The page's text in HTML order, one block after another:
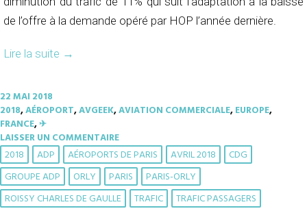
de l’offre à la demande opéré par HOP l’année dernière.
Lire la suite →
22 MAI 2018
2018,AÉROPORT,AVGEEK,AVIATION COMMERCIALE,EUROPE,
FRANCE,✈︎
LAISSER UN COMMENTAIRE
2018 ADP AÉROPORTS DE PARIS AVRIL 2018
CDG
GROUPE ADP
ORLY PARIS
PARIS-ORLY
ROISSY CHARLES DE GAULLE
TRAFIC TRAFIC PASSAGERS